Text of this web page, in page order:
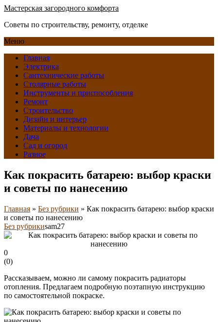
Мастерская загородного комфорта
Советы по строительству, ремонту, отделке
Меню
Главная
Электрика
Сантехнические работы
Столярные работы
Инструменты и приспособления
Ремонт
Строительство
Дизайн и интерьер
Материалы и технологии
Дача
Сад и огород
Разное
Как покрасить батарею: выбор краски
и советы по нанесению
Главная » Без рубрики » Как покрасить батарею: выбор краски
и советы по нанесению
Без рубрикиsam27
0
(0)
Рассказываем, можно ли самому покрасить радиаторы
отопления. Предлагаем подробную поэтапную инструкцию
по самостоятельной покраске.